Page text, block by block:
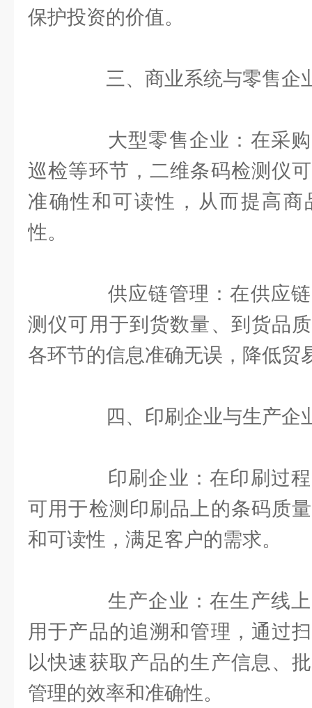
保护投资的价值。
三、商业系统与零售企
大型零售企业：在采购
巡检等环节，二维条码检测仪
准确性和可读性，从而提高
性。
供应链管理：在供应链
测仪可用于到货数量、到货品
各环节的信息准确无误，降低贸
四、印刷企业与生产企
印刷企业：在印刷过程
可用于检测印刷品上的条码质
和可读性，满足客户的需求。
生产企业：在生产线上
用于产品的追溯和管理，通过
以快速获取产品的生产信息、
管理的效率和准确性。